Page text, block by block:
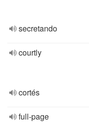
secretando
courtly
cortés
full-page